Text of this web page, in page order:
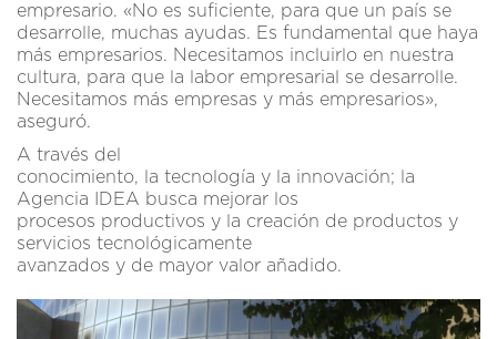
empresario. «No es suficiente, para que un país se
desarrolle, muchas ayudas. Es fundamental que haya
más empresarios. Necesitamos incluirlo en nuestra
cultura, para que la labor empresarial se desarrolle.
Necesitamos más empresas y más empresarios»,
aseguró.
A través del
conocimiento, la tecnología y la innovación; la
Agencia IDEA busca mejorar los
procesos productivos y la creación de productos y
servicios tecnológicamente
avanzados y de mayor valor añadido.